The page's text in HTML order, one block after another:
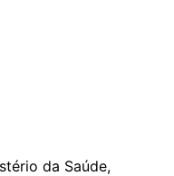
da Saúde,